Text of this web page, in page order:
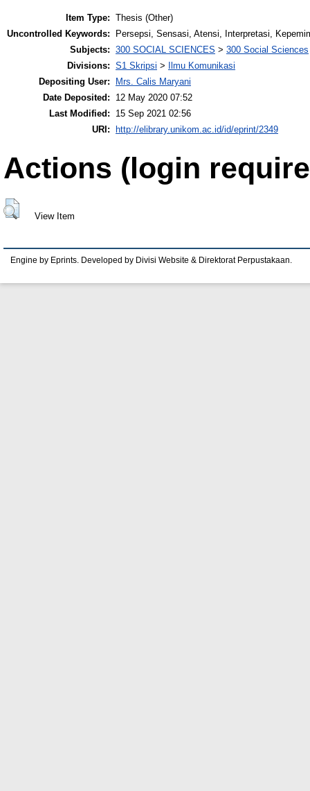
Item Type: Thesis (Other)
Uncontrolled Keywords:
Persepsi, Sensasi, Atensi, Interpretasi,
Subjects: 300 SOCIAL SCIENCES > 300 Social Sciences
Divisions: S1 Skripsi >
Ilmu Komunikasi
Depositing User:
Mrs. Calis Maryani
Date Deposited:
12 May 2020 07:52
Last Modified:
15 Sep 2021 02:56
URI:
http://elibrary.unikom.ac.id/id/eprint/2349
Actions (login
View Item
Engine by Eprints. Developed by Divisi Website & Direktorat Perpustakaan.